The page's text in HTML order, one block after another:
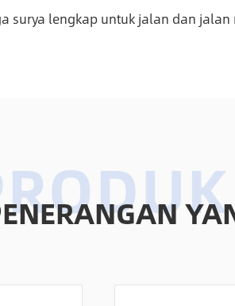
surya lengkap untuk jalan dan jalan